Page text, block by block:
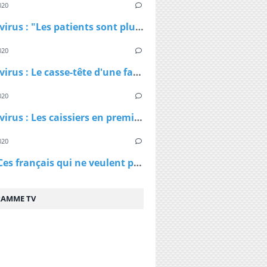
Coronavirus : "Les patients sont plus jeunes que ce qu'on nous avait dit", affirme Patrick Pelloux
Coronavirus : Le casse-tête d'une famille confinée dans un petit appartement
Coronavirus : Les caissiers en première ligne et peu protégés
Virus - Ces français qui ne veulent pas rester chez eux et qui ne comprennent pas les ordres des policiers
TV